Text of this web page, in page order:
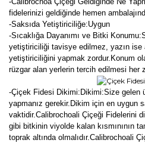
fidelerinizi geldiğinde hemen
-Saksıda Yetiştiriciliğe:Uygun
-Sıcaklığa Dayanımı ve Bitki
yetiştiriciliği tavisye edilmez, yazın ise
yetiştiriciliğini yapmak zordur.Konum
rüzgar alan yerlerin tercih edilmesi her
-Çiçek Fidesi Dikimi:Dikimi:Size gelen
yapmanız gerekir.Dikim için en uygun
vaktidir.Calibrochoali Çiçeği Fidelerini
gibi bitkinin viyolde kalan kısmınının
toprak altında olmalıdır.Calibrochoali